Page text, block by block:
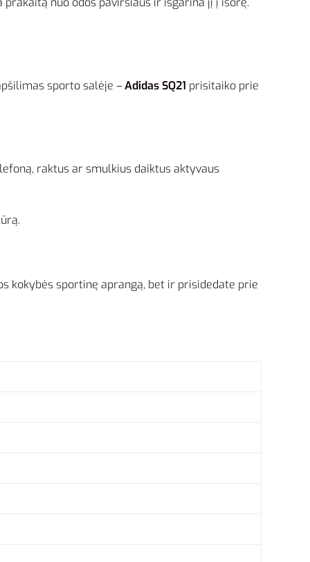
sporto salėje –Adidas SQ21 prisitaiko prie
raktus ar smulkius daiktus aktyvaus
kokybės sportinę aprangą, bet ir prisidedate prie